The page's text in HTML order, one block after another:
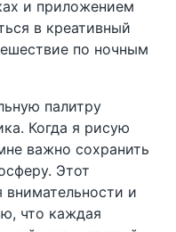
и приложением
в креативный
по ночным
палитру
Когда я рисую
важно сохранить
Этот
внимательности и
что каждая